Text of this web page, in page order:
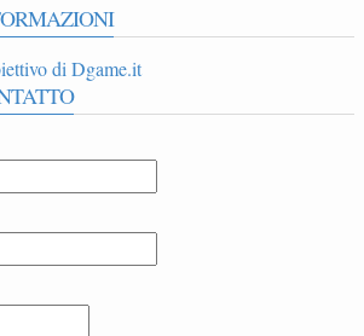
di Dgame.it